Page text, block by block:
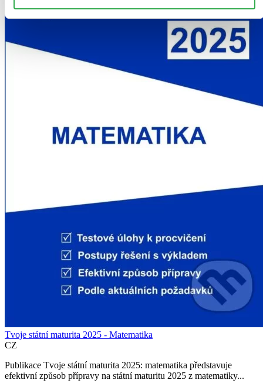
Tvoje státní maturita 2025 - Matematika
CZ
Publikace Tvoje státní maturita 2025: matematika představuje
efektivní způsob přípravy na státní maturitu 2025 z matematiky...